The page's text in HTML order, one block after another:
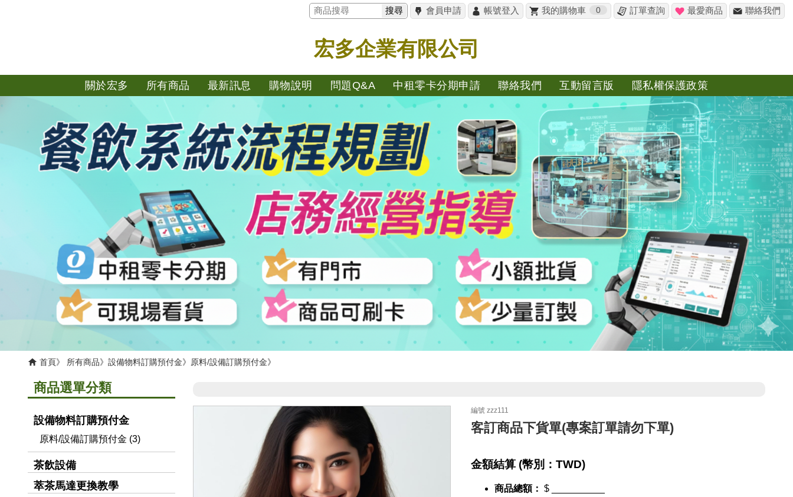
搜尋 會員申請 帳號登入 我的購物車 0 訂單查詢 最愛商品 聯絡我們
宏多企業有限公司
關於宏多 所有商品 最新訊息 購物說明 問題Q&A 中租零卡分期申請 聯絡我們 互動留言版 隱私權保護政策
首頁 所有商品 設備物料訂購預付金 原料/設備訂購預付金
✖
編號 zzz111
客訂商品下貨單(專案訂單請勿下單)
金額結算 (幣別：TWD)
商品總額： $ __________
商品選單分類
設備物料訂購預付金
原料/設備訂購預付金 (3)
茶飲設備
萃茶馬達更換教學